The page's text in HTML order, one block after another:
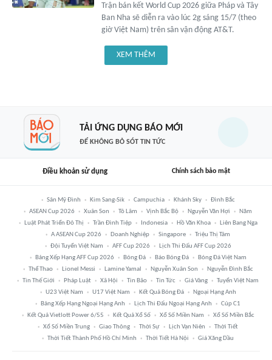
Trận bán kết World Cup 2026 giữa Pháp và Tây
Ban Nha sẽ diễn ra vào lúc 2g sáng 15/7 (theo
giờ Việt Nam) trên sân vận động AT&T.
XEM THÊM
TẢI ỨNG DỤNG BÁO MỚI
ĐỂ KHÔNG BỎ SÓT TIN TỨC
Điều khoản sử dụng Chính sách bảo mật
Sân Mỹ Đình Kim Sang-Sik Campuchia Khánh Sky
Đình Bắc
ASEAN Cup 2026
Xuân Son Tô Lâm Vịnh Bắc Bộ Nguyễn Văn Hợi
Năm
Luật Phát Triển Đô Thị
Trần Đình Tiệp Indonesia Hồ Văn Khoa
Liên Bang Nga
A ASEAN Cup 2026
Doanh Nghiệp Singapore
Triệu Thị Tâm
Đội Tuyển Việt Nam
AFF Cup 2026
Lịch Thi Đấu AFF Cup 2026
Bảng Xếp Hạng AFF Cup 2026
Bóng Đá Báo Bóng Đá
Bóng Đá Việt Nam
Thể Thao
Lionel Messi Lamine Yamal Nguyễn Xuân Son
Nguyễn Đình Bắc
Tin Thế Giới
Pháp Luật Xã Hội Tin Bão Tin Tức Giá Vàng
Tuyển Việt Nam
U23 Việt Nam
U17 Việt Nam Kết Quả Bóng Đá
Ngoại Hạng Anh
Bảng Xếp Hạng Ngoại Hạng Anh
Lịch Thi Đấu Ngoại Hạng Anh
Cúp C1
Kết Quả Vietlott Power 6/55
Kết Quả Xổ Số Xổ Số Miền Nam
Xổ Số Miền Bắc
Xổ Số Miền Trung
Giao Thông Thời Sự Lịch Vạn Niên
Thời Tiết
Thời Tiết Thành Phố Hồ Chí Minh
Thời Tiết Hà Nội Giá Xăng Dầu